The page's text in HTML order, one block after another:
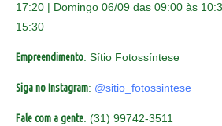
17:20 | Domingo 06/09 das 09:00 às
15:30
Empreendimento: Sítio Fotossíntese
Siga no Instagram: @sitio_fotossintese
Fale com a gente: (31) 99742-3511